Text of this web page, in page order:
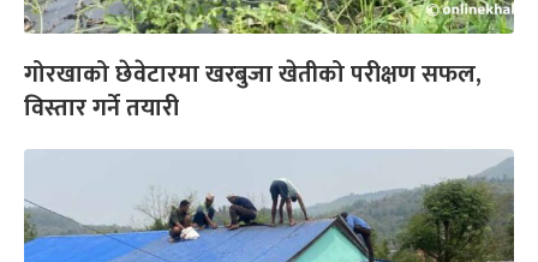
गोरखाको छेवेटारमा खरबुजा खेतीको परीक्षण सफल,
विस्तार गर्ने तयारी